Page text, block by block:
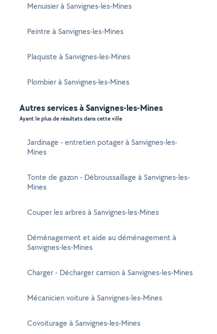
Menuisier à Sanvignes-les-Mines
Peintre à Sanvignes-les-Mines
Plaquiste à Sanvignes-les-Mines
Plombier à Sanvignes-les-Mines
Autres services à Sanvignes-les-Mines
Ayant le plus de résultats dans cette ville
Jardinage - entretien potager à Sanvignes-les-
Mines
Tonte de gazon - Débroussaillage à Sanvignes-les-
Mines
Couper les arbres à Sanvignes-les-Mines
Déménagement et aide au déménagement à
Sanvignes-les-Mines
Charger - Décharger camion à Sanvignes-les-Mines
Mécanicien voiture à Sanvignes-les-Mines
Covoiturage à Sanvignes-les-Mines